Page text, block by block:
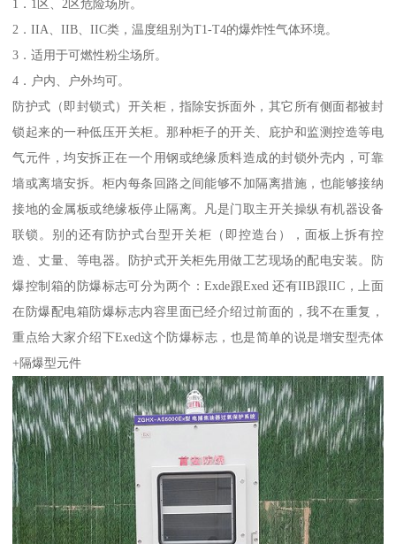
1．1区、2区危险场所。
2．IIA、IIB、IIC类，温度组别为T1-T4的爆炸性气体环境。
3．适用于可燃性粉尘场所。
4．户内、户外均可。
防护式（即封锁式）开关柜，指除安拆面外，其它所有侧面都被封
锁起来的一种低压开关柜。那种柜子的开关、庇护和监测控造等电
气元件，均安拆正在一个用钢或绝缘质料造成的封锁外壳内，可靠
墙或离墙安拆。柜内每条回路之间能够不加隔离措施，也能够接纳
接地的金属板或绝缘板停止隔离。凡是门取主开关操纵有机器设备
联锁。别的还有防护式台型开关柜（即控造台），面板上拆有控
造、丈量、等电器。防护式开关柜先用做工艺现场的配电安装。防
爆控制箱的防爆标志可分为两个：Exde跟Exed 还有IIB跟IIC，上面
在防爆配电箱防爆标志内容里面已经介绍过前面的，我不在重复，
重点给大家介绍下Exed这个防爆标志，也是简单的说是增安型壳体
+隔爆型元件